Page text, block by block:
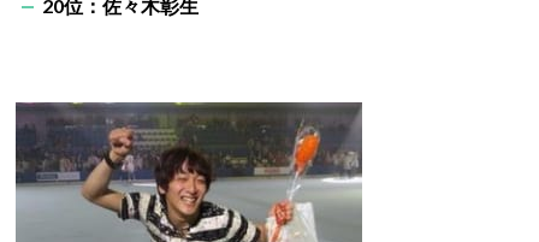
20位：佐々木彰生